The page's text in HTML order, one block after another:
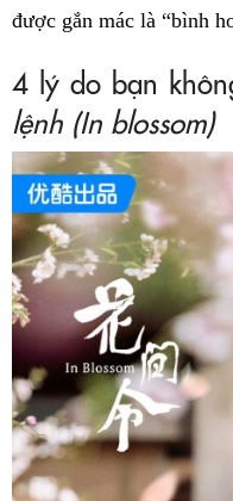
được gắn mác là “bình
4 lý do bạn
lệnh (In blossom)